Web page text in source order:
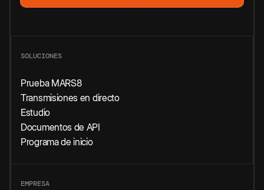
SOLUCIONES
Prueba MARS8
Transmisiones en directo
Estudio
Documentos de API
Programa de inicio
EMPRESA